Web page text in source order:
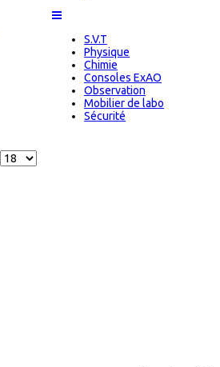
S.V.T
Physique
Chimie
Consoles ExAO
Observation
Mobilier de labo
Sécurité